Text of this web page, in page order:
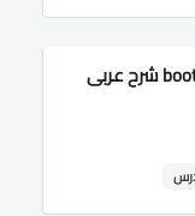
كورس بوتستراب bootstrap شرح عربى